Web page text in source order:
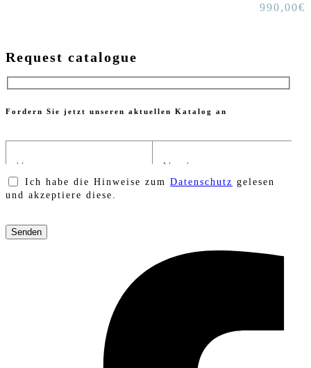
990,00€
Request catalogue
Fordern Sie jetzt unseren aktuellen Katalog an
Ich habe die Hinweise zum Datenschutz gelesen
und akzeptiere diese.
lasse